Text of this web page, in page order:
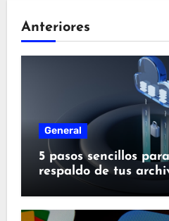
Anteriores
General
5 pasos sencillos
respaldo de tus